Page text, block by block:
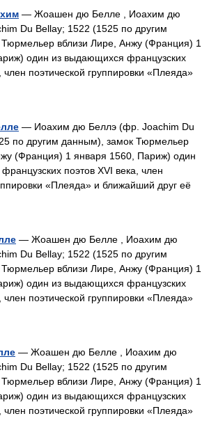
— Жоашен дю Белле , Иоахим дю
Du Bellay; 1522 (1525 по другим
вблизи Лире, Анжу (Франция) 1
один из выдающихся французских
член поэтической группировки «Плеяда»
— Иоахим дю Беллэ (фр. Joachim Du
по другим данным), замок Тюрмельер
(Франция) 1 января 1560, Париж) один
поэтов XVI века, член
«Плеяда» и ближайший друг её
— Жоашен дю Белле , Иоахим дю
Du Bellay; 1522 (1525 по другим
вблизи Лире, Анжу (Франция) 1
один из выдающихся французских
член поэтической группировки «Плеяда»
— Жоашен дю Белле , Иоахим дю
Du Bellay; 1522 (1525 по другим
вблизи Лире, Анжу (Франция) 1
один из выдающихся французских
член поэтической группировки «Плеяда»